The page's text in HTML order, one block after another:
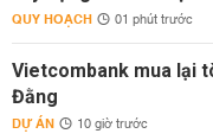
QUY HOẠCH 01 phút trước
Vietcombank mua lại
Đằng
DỰ ÁN 10 giờ trước